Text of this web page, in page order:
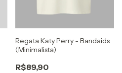
Regata Katy Perry - Bandaids
(Minimalista)
R$89,90